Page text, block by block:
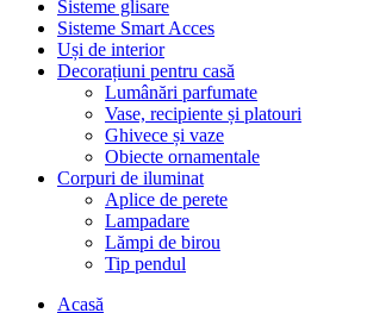
Sisteme glisare
Sisteme Smart Acces
Uși de interior
Decorațiuni pentru casă
Lumânări parfumate
Vase, recipiente și platouri
Ghivece și vaze
Obiecte ornamentale
Corpuri de iluminat
Aplice de perete
Lampadare
Lămpi de birou
Tip pendul
Acasă